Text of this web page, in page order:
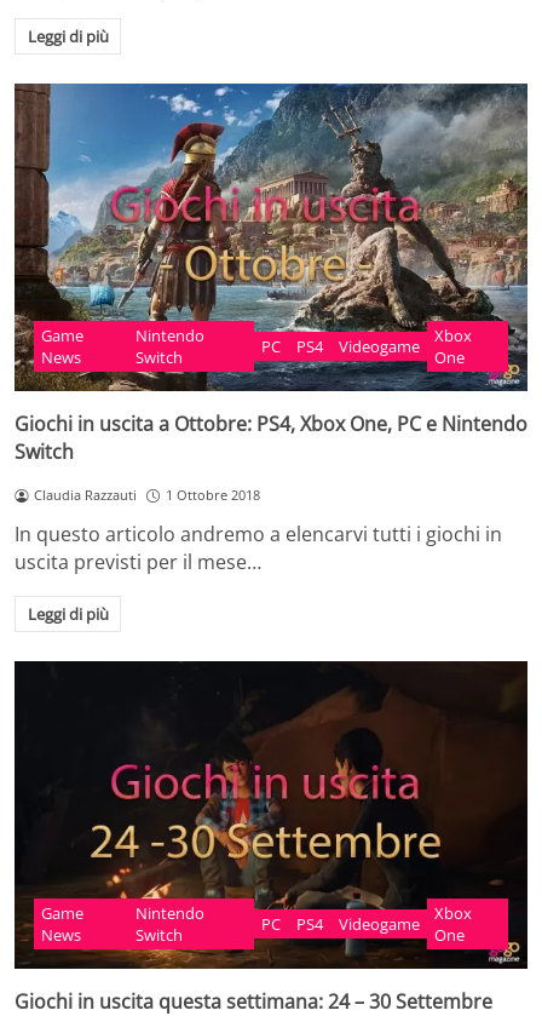
Leggi di più
Game
News
Nintendo
Switch
PC PS4 Videogame
Xbox
One
Giochi in uscita a Ottobre: PS4, Xbox One, PC e Nintendo
Switch
Claudia Razzauti 1 Ottobre 2018
In questo articolo andremo a elencarvi tutti i giochi in
uscita previsti per il mese…
Leggi di più
Game
News
Nintendo
Switch
PC PS4 Videogame
Xbox
One
Giochi in uscita questa settimana: 24 – 30 Settembre